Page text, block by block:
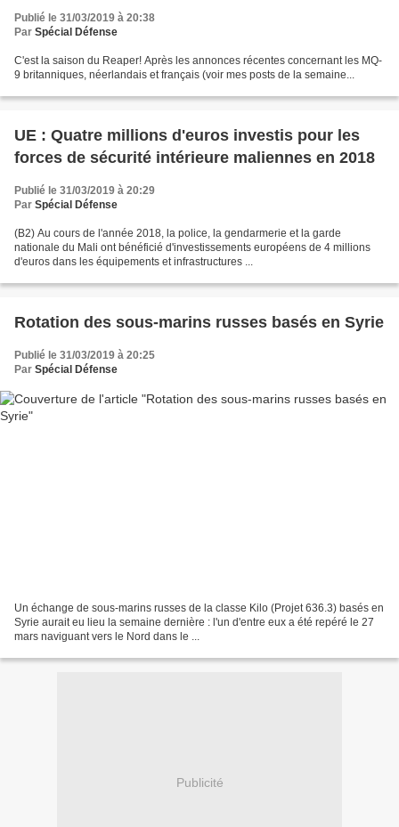
Publié le 31/03/2019 à 20:38
Par Spécial Défense
C'est la saison du Reaper! Après les annonces récentes concernant les MQ-
9 britanniques, néerlandais et français (voir mes posts de la semaine...
UE : Quatre millions d'euros investis pour les
forces de sécurité intérieure maliennes en 2018
Publié le 31/03/2019 à 20:29
Par Spécial Défense
(B2) Au cours de l'année 2018, la police, la gendarmerie et la garde
nationale du Mali ont bénéficié d'investissements européens de 4 millions
d'euros dans les équipements et infrastructures ...
Rotation des sous-marins russes basés en Syrie
Publié le 31/03/2019 à 20:25
Par Spécial Défense
Un échange de sous-marins russes de la classe Kilo (Projet 636.3) basés en
Syrie aurait eu lieu la semaine dernière : l'un d'entre eux a été repéré le 27
mars naviguant vers le Nord dans le ...
Publicité